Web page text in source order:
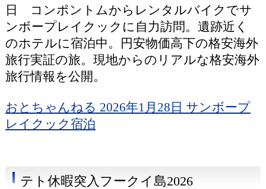
日 コンポントムからレンタルバイクでサ
ンボープレイクックに自力訪問。遺跡近く
のホテルに宿泊中。円安物価高下の格安海外
旅行実証の旅。現地からのリアルな格安海外
旅行情報を公開。
おとちゃんねる 2026年1月28日 サンボープ
レイクック宿泊
テト休暇突入フークイ島2026